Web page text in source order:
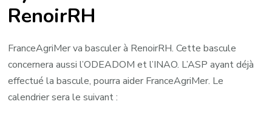
RenoirRH
FranceAgriMer va basculer à RenoirRH. Cette bascule
concernera aussi l’ODEADOM et l’INAO. L’ASP ayant déjà
effectué la bascule, pourra aider FranceAgriMer. Le
calendrier sera le suivant :